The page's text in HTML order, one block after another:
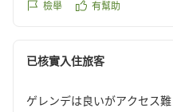
檢舉 有幫助
已核實入住旅客
ゲレンデは良いがアクセス